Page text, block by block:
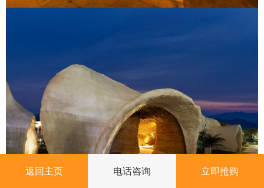
返回主页 电话咨询 立即抢购